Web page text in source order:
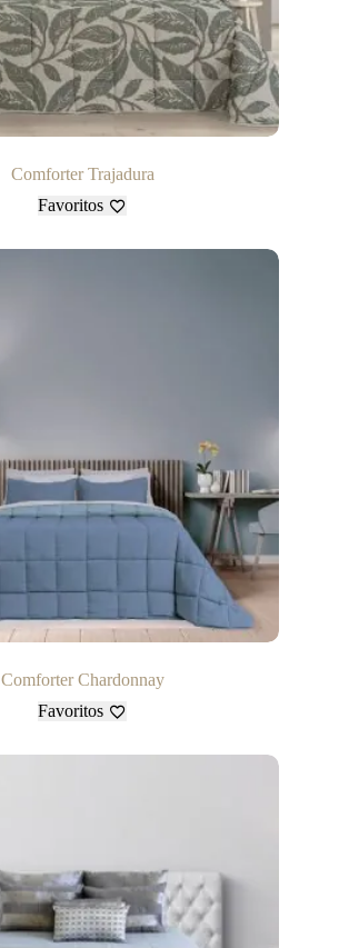
Comforter Trajadura
Favoritos
Comforter Chardonnay
Favoritos